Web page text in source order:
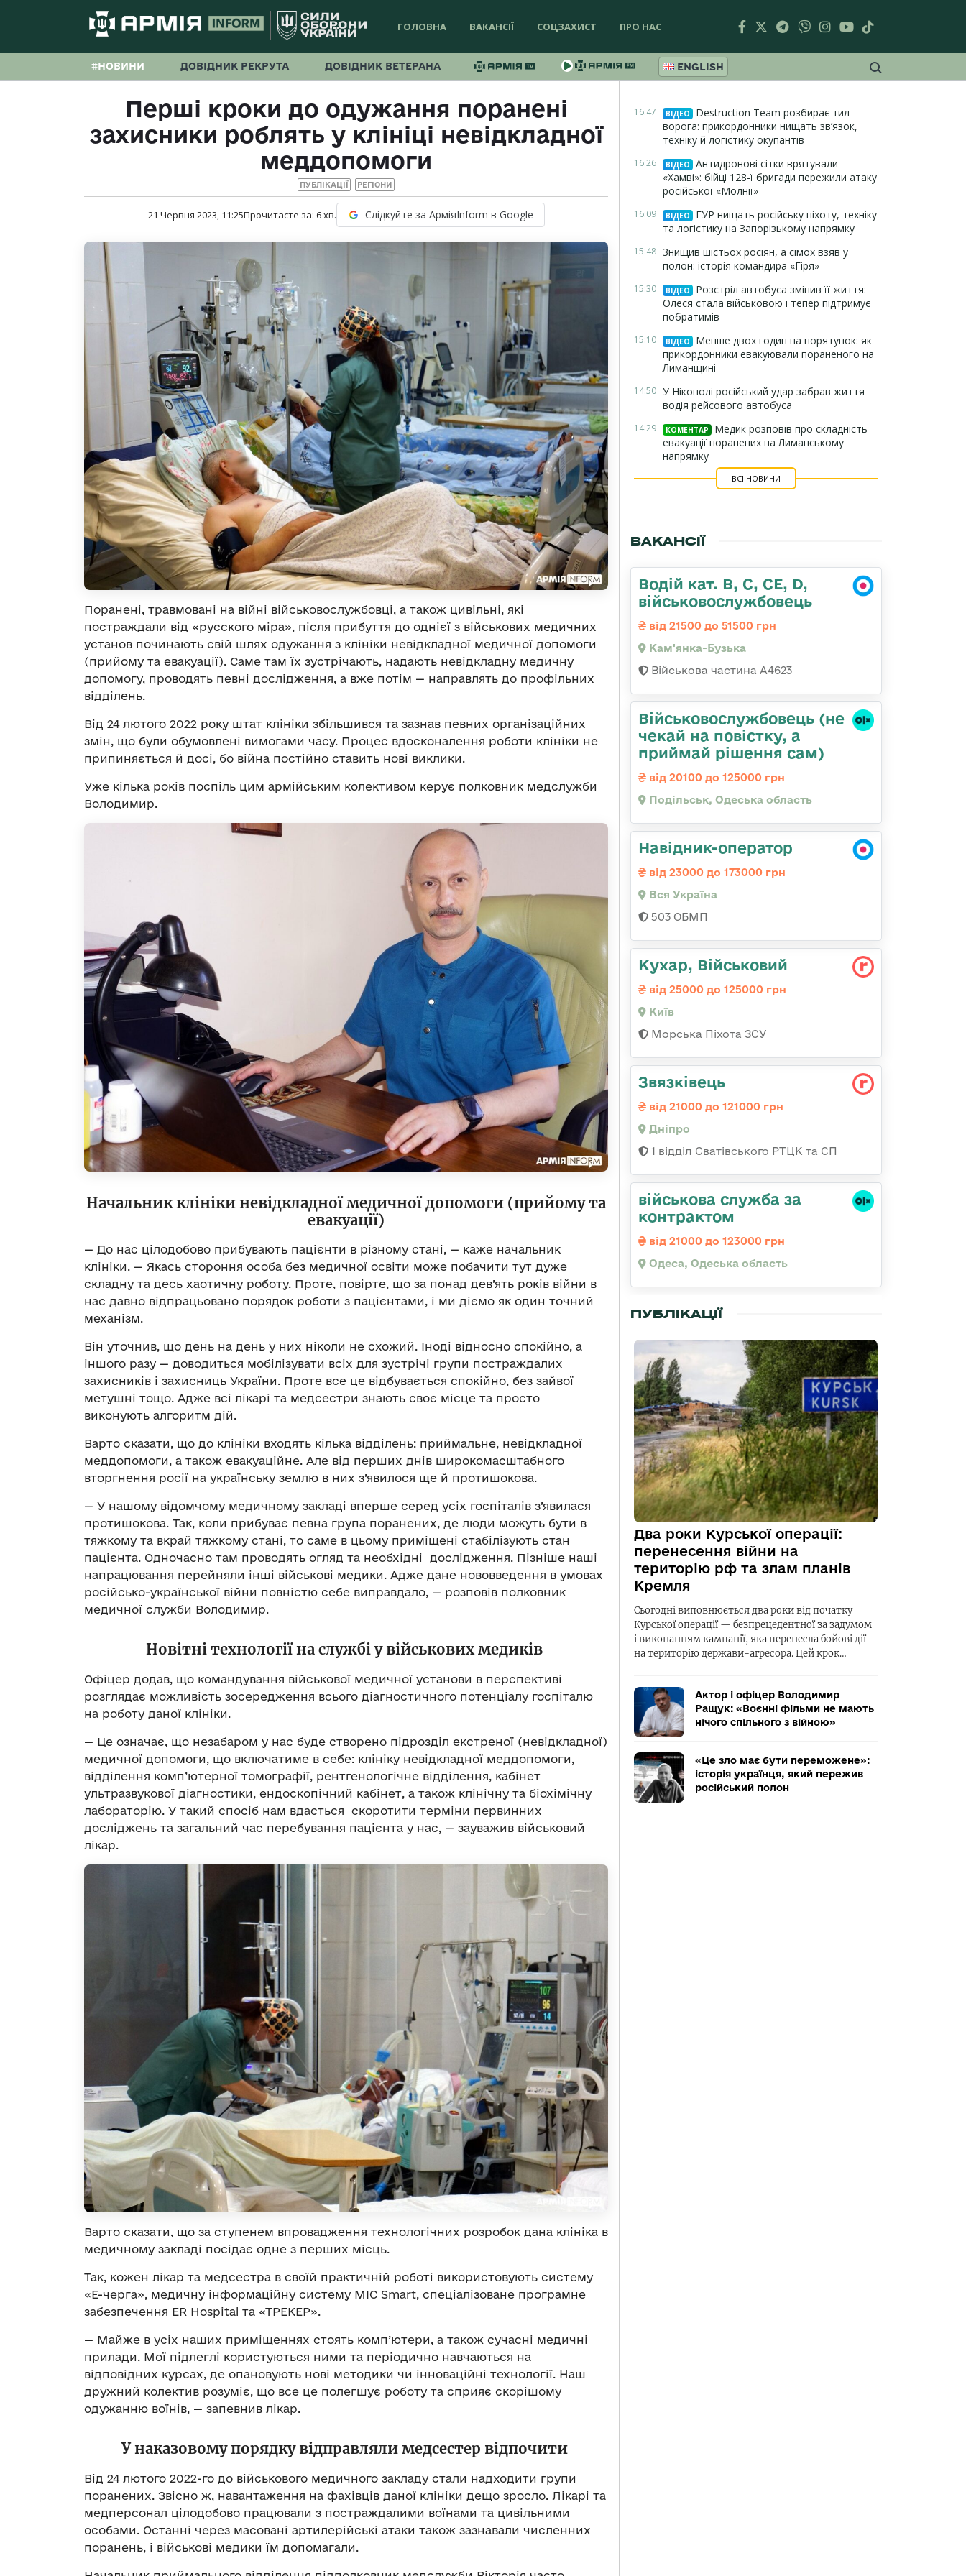
ГОЛОВНА ВАКАНСІЇ СОЦЗАХИСТ ПРО НАС
#НОВИНИ ДОВІДНИК РЕКРУТА ДОВІДНИК ВЕТЕРАНА ENGLISH
Перші кроки до одужання поранені
захисники роблять у клініці невідкладної
меддопомоги
ПУБЛІКАЦІЇ РЕГІОНИ
21 Червня 2023, 11:25Прочитаєте за: 6хв. Слідкуйте за АрміяInform в Google
Поранені, травмовані на війні військовослужбовці, а також цивільні, які
постраждали від «русского міра», після прибуття до однієї з військових медичних
установ починають свій шлях одужання з клініки невідкладної медичної допомоги
(прийому та евакуації). Саме там їх зустрічають, надають невідкладну медичну
допомогу, проводять певні дослідження, а вже потім — направлять до профільних
відділень.
Від 24 лютого 2022 року штат клініки збільшився та зазнав певних організаційних
змін, що були обумовлені вимогами часу. Процес вдосконалення роботи клініки не
припиняється й досі, бо війна постійно ставить нові виклики.
Уже кілька років поспіль цим армійським колективом керує полковник медслужби
Володимир.
Начальник клініки невідкладної медичної допомоги (прийому та
евакуації)
— До нас цілодобово прибувають пацієнти в різному стані, — каже начальник
клініки. — Якась стороння особа без медичної освіти може побачити тут дуже
складну та десь хаотичну роботу. Проте, повірте, що за понад дев’ять років війни в
нас давно відпрацьовано порядок роботи з пацієнтами, і ми діємо як один точний
механізм.
Він уточнив, що день на день у них ніколи не схожий. Іноді відносно спокійно, а
іншого разу — доводиться мобілізувати всіх для зустрічі групи постраждалих
захисників і захисниць України. Проте все це відбувається спокійно, без зайвої
метушні тощо. Адже всі лікарі та медсестри знають своє місце та просто
виконують алгоритм дій.
Варто сказати, що до клініки входять кілька відділень: приймальне, невідкладної
меддопомоги, а також евакуаційне. Але від перших днів широкомасштабного
вторгнення росії на українську землю в них з’явилося ще й протишокова.
— У нашому відомчому медичному закладі вперше серед усіх госпіталів з’явилася
протишокова. Так, коли прибуває певна група поранених, де люди можуть бути в
тяжкому та вкрай тяжкому стані, то саме в цьому приміщені стабілізують стан
пацієнта. Одночасно там проводять огляд та необхідні дослідження. Пізніше наші
напрацювання перейняли інші військові медики. Адже дане нововведення в умовах
російсько-української війни повністю себе виправдало, — розповів полковник
медичної служби Володимир.
Новітні технології на службі у військових медиків
Офіцер додав, що командування військової медичної установи в перспективі
розглядає можливість зосередження всього діагностичного потенціалу госпіталю
на роботу даної клініки.
— Це означає, що незабаром у нас буде створено підрозділ екстреної (невідкладної)
медичної допомоги, що включатиме в себе: клініку невідкладної меддопомоги,
відділення комп’ютерної томографії, рентгенологічне відділення, кабінет
ультразвукової діагностики, ендоскопічний кабінет, а також клінічну та біохімічну
лабораторію. У такий спосіб нам вдасться скоротити терміни первинних
досліджень та загальний час перебування пацієнта у нас, — зауважив військовий
лікар.
Варто сказати, що за ступенем впровадження технологічних розробок дана клініка в
медичному закладі посідає одне з перших місць.
Так, кожен лікар та медсестра в своїй практичній роботі використовують систему
«Е-черга», медичну інформаційну систему MІС Smart, спеціалізоване програмне
забезпечення ER Hospital та «ТРЕКЕР».
— Майже в усіх наших приміщеннях стоять комп’ютери, а також сучасні медичні
прилади. Мої підлеглі користуються ними та періодично навчаються на
відповідних курсах, де опановують нові методики чи інноваційні технології. Наш
дружний колектив розуміє, що все це полегшує роботу та сприяє скорішому
одужанню воїнів, — запевнив лікар.
У наказовому порядку відправляли медсестер відпочити
Від 24 лютого 2022-го до військового медичного закладу стали надходити групи
поранених. Звісно ж, навантаження на фахівців даної клініки дещо зросло. Лікарі та
медперсонал цілодобово працювали з постраждалими воїнами та цивільними
особами. Останні через масовані артилерійські атаки також зазнавали численних
поранень, і військові медики їм допомагали.
16:47 ВІДЕО
Destruction Team розбирає тил
ворога: прикордонники нищать зв’язок,
техніку й логістику окупантів
16:26 ВІДЕО
Антидронові сітки врятували
«Хамві»: бійці 128-ї бригади пережили атаку
російської «Молнії»
16:09 ВІДЕО
ГУР нищать російську піхоту, техніку
та логістику на Запорізькому напрямку
15:48 Знищив шістьох росіян, а сімох взяв у
полон: історія командира «Гіря»
15:30 ВІДЕО
Розстріл автобуса змінив її життя:
Олеся стала військовою і тепер підтримує
побратимів
15:10 ВІДЕО
Менше двох годин на порятунок: як
прикордонники евакуювали пораненого на
Лиманщині
14:50 У Нікополі російський удар забрав життя
водія рейсового автобуса
14:29 КОМЕНТАР
Медик розповів про складність
евакуації поранених на Лиманському
напрямку
ВСІ НОВИНИ
ВАКАНСІЇ
Водій кат. B, C, СЕ, D,
військовослужбовець
від 21500 до 51500 грн
Кам'янка-Бузька
Військова частина А4623
Військовослужбовець (не
чекай на повістку, а
приймай рішення сам)
від 20100 до 125000 грн
Подільськ, Одеська область
Навідник-оператор
від 23000 до 173000 грн
Вся Україна
503 ОБМП
Кухар, Військовий
від 25000 до 125000 грн
Київ
Морська Піхота ЗСУ
Звязківець
від 21000 до 121000 грн
Дніпро
1 відділ Сватівського РТЦК та СП
військова служба за
контрактом
від 21000 до 123000 грн
Одеса, Одеська область
ПУБЛІКАЦІЇ
Два роки Курської операції:
перенесення війни на
територію рф та злам планів
Кремля
Сьогодні виповнюється два роки від початку
Курської операції — безпрецедентної за задумом
і виконанням кампанії, яка перенесла бойові дії
на територію держави-агресора. Цей крок…
Актор і офіцер Володимир
Ращук: «Воєнні фільми не мають
нічого спільного з війною»
«Це зло має бути переможене»:
історія українця, який пережив
російський полон